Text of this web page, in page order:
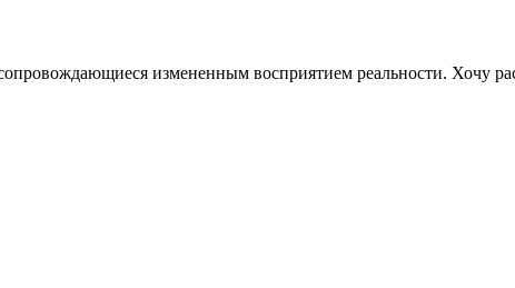
измененным восприятием реальности. Хочу